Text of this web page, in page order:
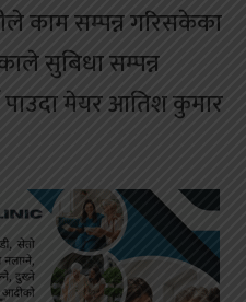
काम सम्पन्न गरिसकेका
सुबिधा सम्पन्न
पाउदा मेयर आतिश कुमार